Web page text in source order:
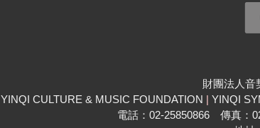
財團法人音
YINQI CULTURE & MUSIC FOUNDATION | YINQI
電話：02-25850866 傳真：